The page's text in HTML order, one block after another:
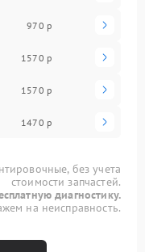
970 р
1570 р
1570 р
1470 р
без учета
стоимости запчастей.
диагностику.
на неисправность.